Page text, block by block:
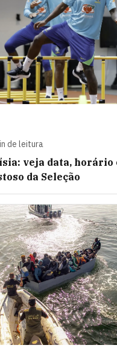
de leitura
veja data, horário
da Seleção